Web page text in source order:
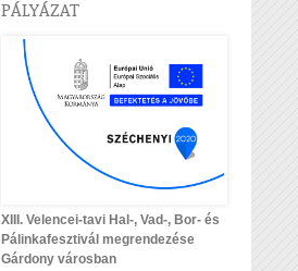
PÁLYÁZAT
XIII. Velencei-tavi Hal-, Vad-, Bor- és
Pálinkafesztivál megrendezése
Gárdony városban